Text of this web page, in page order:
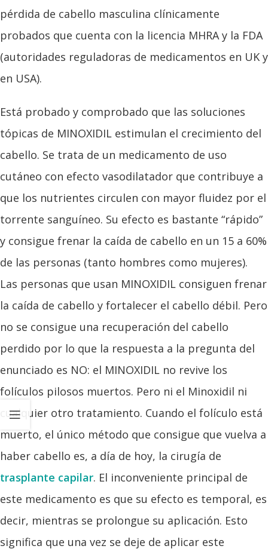
pérdida de cabello masculina clínicamente
probados que cuenta con la licencia MHRA y la FDA
(autoridades reguladoras de medicamentos en UK y
en USA).
Está probado y comprobado que las soluciones
tópicas de MINOXIDIL estimulan el crecimiento del
cabello. Se trata de un medicamento de uso
cutáneo con efecto vasodilatador que contribuye a
que los nutrientes circulen con mayor fluidez por el
torrente sanguíneo. Su efecto es bastante “rápido”
y consigue frenar la caída de cabello en un 15 a 60%
de las personas (tanto hombres como mujeres).
Las personas que usan MINOXIDIL consiguen frenar
la caída de cabello y fortalecer el cabello débil. Pero
no se consigue una recuperación del cabello
perdido por lo que la respuesta a la pregunta del
enunciado es NO: el MINOXIDIL no revive los
folículos pilosos muertos. Pero ni el Minoxidil ni
cualquier otro tratamiento. Cuando el folículo está
muerto, el único método que consigue que vuelva a
haber cabello es, a día de hoy, la cirugía de
trasplante capilar. El inconveniente principal de
este medicamento es que su efecto es temporal, es
decir, mientras se prolongue su aplicación. Esto
significa que una vez se deje de aplicar este